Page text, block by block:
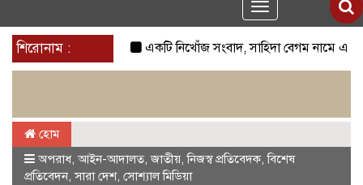
Toggle
navigation
শিরোনাম :
একটি নিখোঁজ সংবাদ, সাহিদা বেগম নামে একজন
হোম
অপরাধ, আইন-আদালত,জাতীয়,নিজস্ব প্রতিবেদক,বিশেষ
প্রতিবেদন,সারা দেশ, সোশ্যাল মিডিয়া